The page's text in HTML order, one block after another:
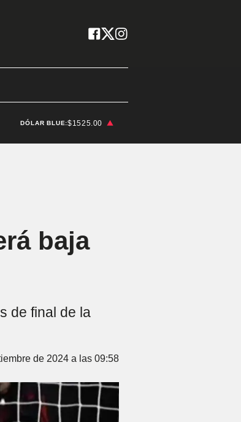
DÓLAR BLUE:$1525.00
baja
de final de la
de 2024 a las 09:58